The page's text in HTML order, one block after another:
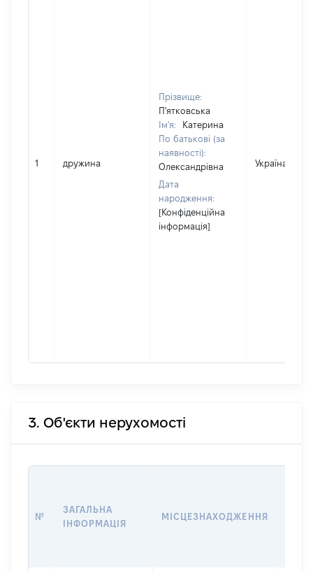
1 дружина
Прізвище:
П'ятковська
Ім'я:
Катерина
По батькові (за
наявності):
Олександрівна
Дата
народження:
[Конфіденційна
інформація]
Україна
3. Об'єкти нерухомості
№
ЗАГАЛЬНА
ІНФОРМАЦІЯ
МІСЦЕЗНАХОДЖЕННЯ